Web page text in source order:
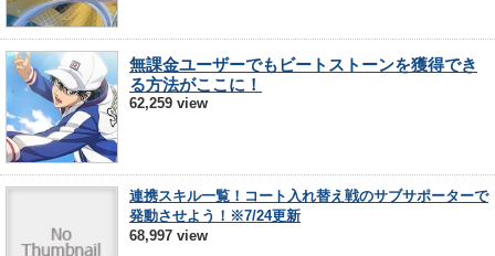
無課金ユーザーでもビートストーンを獲得でき
る方法がここに！
62,259 view
連携スキル一覧！コート入れ替え戦のサブサポーターで
発動させよう！※7/24更新
68,997 view